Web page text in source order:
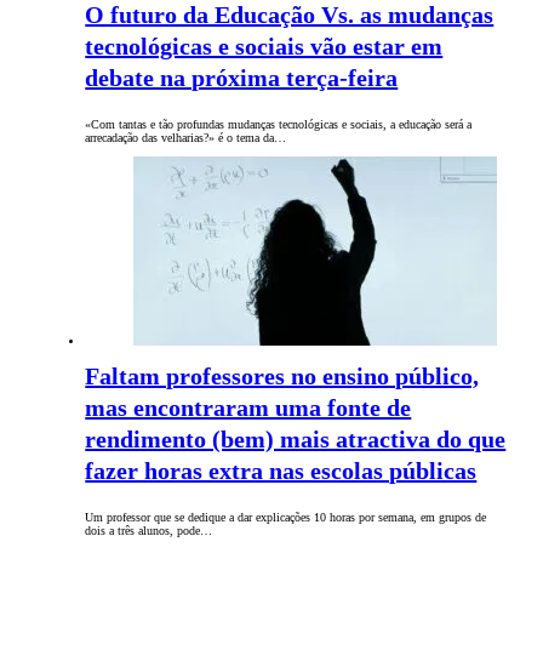
O futuro da Educação Vs. as mudanças
tecnológicas e sociais vão estar em
debate na próxima terça-feira
«Com tantas e tão profundas mudanças tecnológicas e sociais, a educação será a
arrecadação das velharias?» é o tema da…
Faltam professores no ensino público,
mas encontraram uma fonte de
rendimento (bem) mais atractiva do que
fazer horas extra nas escolas públicas
Um professor que se dedique a dar explicações 10 horas por semana, em grupos de
dois a três alunos, pode…